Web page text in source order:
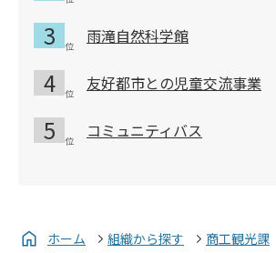
雨滝自然科学館
友好都市との児童交流事業
コミュニティバス
ホーム 組織から探す 商工観光課